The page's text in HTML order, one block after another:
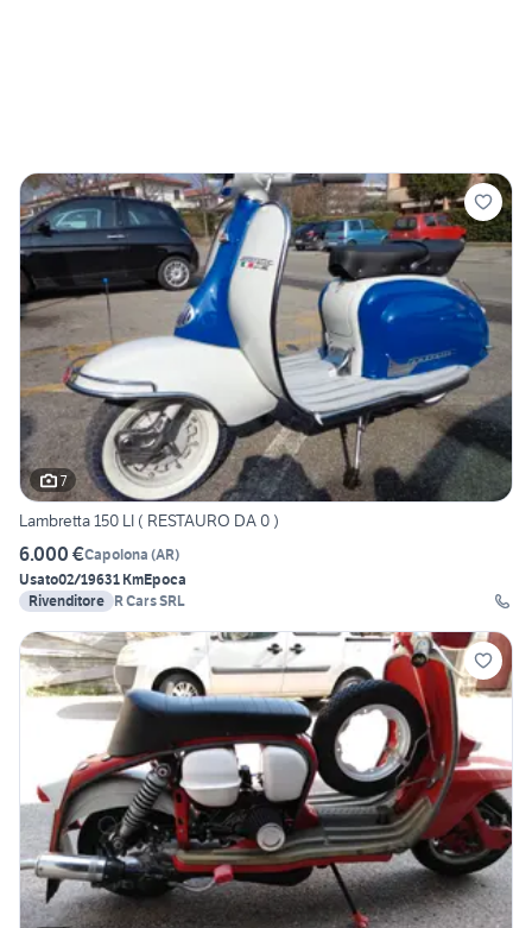
7
Lambretta 150 LI ( RESTAURO DA 0 )
6.000 €Capolona (AR)
Usato02/19631 KmEpoca
Rivenditore R Cars SRL